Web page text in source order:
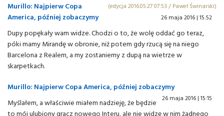
(edycja 2016.05.27 07:53 / Paweł Świnarski)
Murillo: Najpierw Copa
America, później zobaczymy
26 maja 2016 | 15:52
Dupy popękały wam widze. Chodzi o to, że wolę oddać go teraz,
póki mamy Mirandę w obronie, niż potem gdy rzucą się na niego
Barcelona z Realem, a my zostaniemy z dupą na wietrze w
skarpetkach.
Murillo: Najpierw Copa America, później zobaczymy
26 maja 2016 | 15:15
Myślałem, a właściwie miałem nadzieję, że będzie
to mój ulubiony gracz nowego Interu, ale nie widzę w nim żadnego